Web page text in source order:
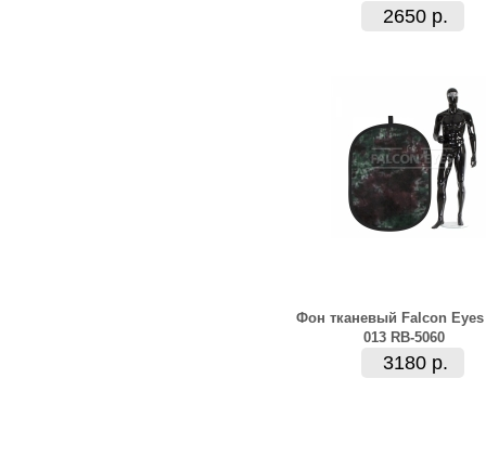
2650 р.
Фон тканевый Falcon Eyes
013 RB-5060
3180 р.